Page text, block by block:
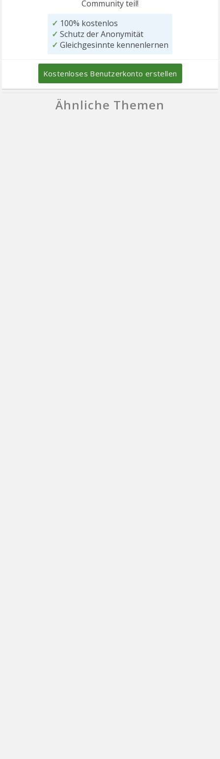
Community teil!
✓ 100% kostenlos
✓ Schutz der Anonymität
✓ Gleichgesinnte kennenlernen
Kostenloses Benutzerkonto erstellen
Ähnliche Themen